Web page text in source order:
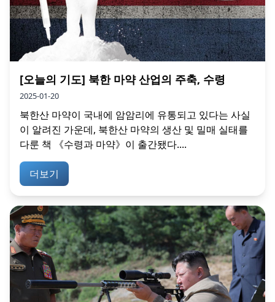
[오늘의 기도] 북한 마약 산업의 주축, 수령
2025-01-20
북한산 마약이 국내에 암암리에 유통되고 있다는 사실
이 알려진 가운데, 북한산 마약의 생산 및 밀매 실태를
다룬 책 《수령과 마약》이 출간됐다....
더보기